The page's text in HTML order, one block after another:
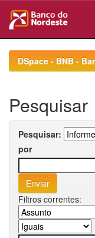
navigationDSpace - BNB -
Pesquisar
Pesquisar:
por
Filtros correntes: